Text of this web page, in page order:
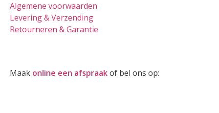
Algemene voorwaarden
Levering & Verzending
Retourneren & Garantie
Maak online een afspraakof bel ons op: